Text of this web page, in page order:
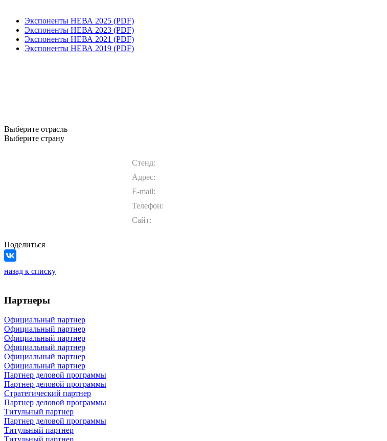
Экспоненты НЕВА 2025 (PDF)
Экспоненты НЕВА 2023 (PDF)
Экспоненты НЕВА 2021 (PDF)
Экспоненты НЕВА 2019 (PDF)
Выберите отрасль
Выберите страну
Стенд:
Адрес:
E-mail:
Телефон:
Сайт:
Поделиться
назад к списку
Партнеры
Официальный партнер
Официальный партнер
Официальный партнер
Официальный партнер
Официальный партнер
Официальный партнер
Партнер деловой программы
Партнер деловой программы
Стратегический партнер
Партнер деловой программы
Титульный партнер
Партнер деловой программы
Титульный партнер